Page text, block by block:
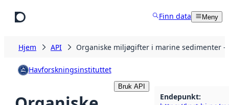
Finn data Meny
Hjem API Organiske miljøgifter i marine sedimenter -
Havforskningsinstituttet
Bruk API
Endepunkt: